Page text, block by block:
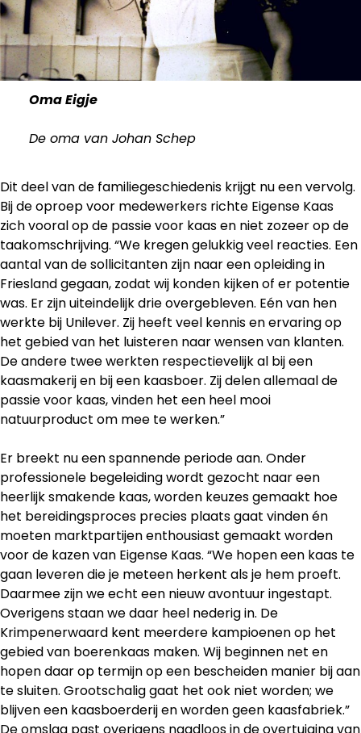
Home
Kaas
Kaasmakers
Onze koeien
Nieuws
Contact
Oma Eigje
De oma van Johan Schep
Dit deel van de familiegeschiedenis krijgt nu een vervolg.
Bij de oproep voor medewerkers richte Eigense Kaas
zich vooral op de passie voor kaas en niet zozeer op de
taakomschrijving. “We kregen gelukkig veel reacties. Een
aantal van de sollicitanten zijn naar een opleiding in
Friesland gegaan, zodat wij konden kijken of er potentie
was. Er zijn uiteindelijk drie overgebleven. Eén van hen
werkte bij Unilever. Zij heeft veel kennis en ervaring op
het gebied van het luisteren naar wensen van klanten.
De andere twee werkten respectievelijk al bij een
kaasmakerij en bij een kaasboer. Zij delen allemaal de
passie voor kaas, vinden het een heel mooi
natuurproduct om mee te werken.”
Er breekt nu een spannende periode aan. Onder
professionele begeleiding wordt gezocht naar een
heerlijk smakende kaas, worden keuzes gemaakt hoe
het bereidingsproces precies plaats gaat vinden én
moeten marktpartijen enthousiast gemaakt worden
voor de kazen van Eigense Kaas. “We hopen een kaas te
gaan leveren die je meteen herkent als je hem proeft.
Daarmee zijn we echt een nieuw avontuur ingestapt.
Overigens staan we daar heel nederig in. De
Krimpenerwaard kent meerdere kampioenen op het
gebied van boerenkaas maken. Wij beginnen net en
hopen daar op termijn op een bescheiden manier bij aan
te sluiten. Grootschalig gaat het ook niet worden; we
blijven een kaasboerderij en worden geen kaasfabriek.”